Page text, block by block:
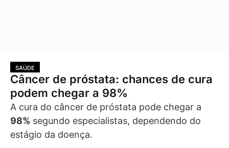
SAÚDE
Câncer de próstata: chances de cura
podem chegar a 98%
A cura do câncer de próstata pode chegar a
98% segundo especialistas, dependendo do
estágio da doença.